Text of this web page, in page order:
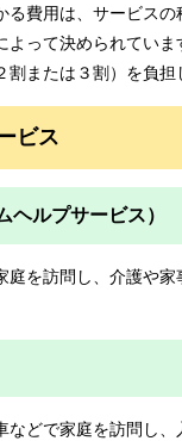
費用は、サービスの
よって決められてい
または３割）を負担
ビス
ヘルプサービス）
を訪問し、介護や家
どで家庭を訪問し、